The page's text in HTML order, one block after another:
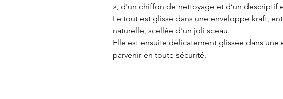
», d'un chiffon de nettoyage et d’un descriptif
Le tout est glissé dans une enveloppe kraft,
naturelle, scellée d'un joli sceau.
Elle est ensuite délicatement glissée dans
parvenir en toute sécurité.